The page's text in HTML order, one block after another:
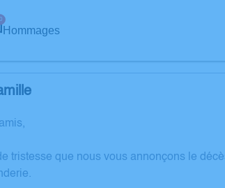
Hommages
tristesse que nous vous annonçons le